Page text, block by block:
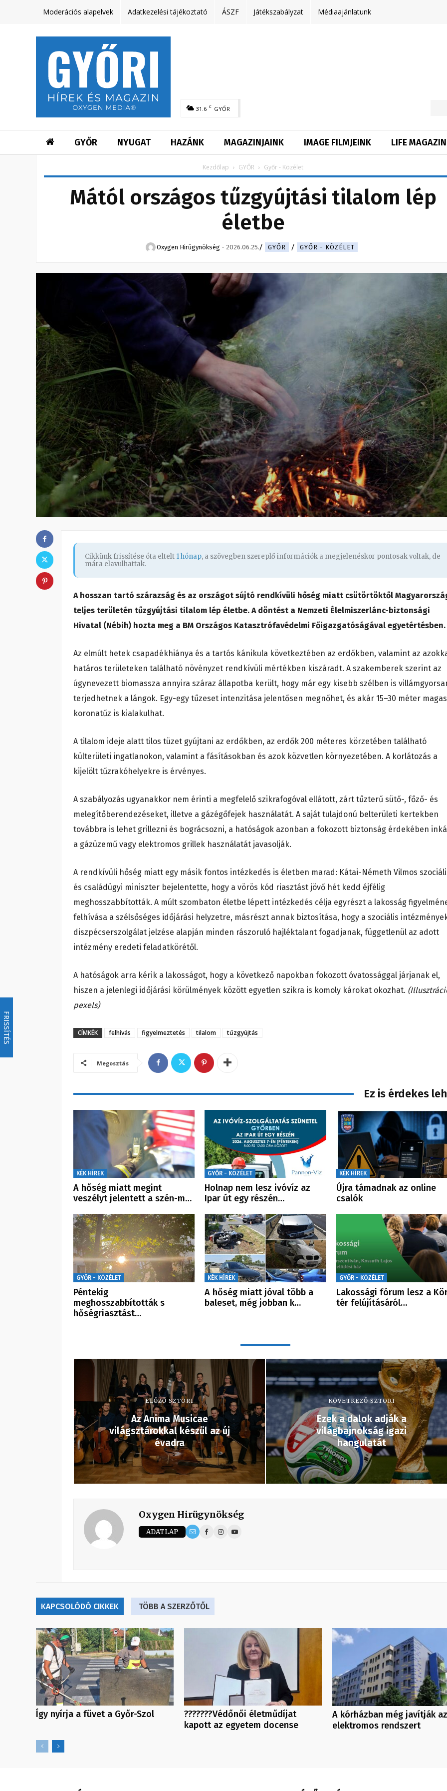
FRISSÍTÉS
Moderációs alapelvek Adatkezelési tájékoztató ÁSZF Játékszabályzat Médiaajánlatunk
31.6 C GYŐR
GYŐR NYUGAT HAZÁNK MAGAZINJAINK IMAGE FILMJEINK LIFE MAGAZIN
Kezdőlap GYŐR Győr - Közélet
Mától országos tűzgyújtási tilalom lép
életbe
Oxygen Hirügynökség - 2026.06.25. GYŐR GYŐR - KÖZÉLET
Cikkünk frissítése óta eltelt 1 hónap, a szövegben szereplő információk a megjelenéskor pontosak voltak, de
mára elavulhattak.
A hosszan tartó szárazság és az országot sújtó rendkívüli hőség miatt csütörtöktől
teljes területén tűzgyújtási tilalom lép életbe. A döntést a Nemzeti Élelmiszerlánc-biztonsági
Hivatal (Nébih) hozta meg a BM Országos Katasztrófavédelmi Főigazgatóságával egyetértésben.
Az elmúlt hetek csapadékhiánya és a tartós kánikula következtében az erdőkben, valamint az
határos területeken található növényzet rendkívüli mértékben kiszáradt. A szakemberek szerint az
úgynevezett biomassza annyira száraz állapotba került, hogy már egy kisebb szélben is
terjedhetnek a lángok. Egy-egy tűzeset intenzitása jelentősen megnőhet, és akár 15–30 méter magas
koronatűz is kialakulhat.
A tilalom ideje alatt tilos tüzet gyújtani az erdőkben, az erdők 200 méteres körzetében található
külterületi ingatlanokon, valamint a fásításokban és azok közvetlen környezetében. A korlátozás a
kijelölt tűzrakóhelyekre is érvényes.
A szabályozás ugyanakkor nem érinti a megfelelő szikrafogóval ellátott, zárt tűzterű sütő-, főző- és
melegítőberendezéseket, illetve a gázégőfejek használatát. A saját tulajdonú belterületi kertekben
továbbra is lehet grillezni és bográcsozni, a hatóságok azonban a fokozott biztonság érdekében
a gázüzemű vagy elektromos grillek használatát javasolják.
A rendkívüli hőség miatt egy másik fontos intézkedés is életben marad: Kátai-Németh Vilmos
és családügyi miniszter bejelentette, hogy a vörös kód riasztást jövő hét kedd éjfélig
meghosszabbították. A múlt szombaton életbe lépett intézkedés célja egyrészt a lakosság
felhívása a szélsőséges időjárási helyzetre, másrészt annak biztosítása, hogy a szociális
diszpécserszolgálat jelzése alapján minden rászoruló hajléktalant fogadjanak, függetlenül az adott
intézmény eredeti feladatkörétől.
A hatóságok arra kérik a lakosságot, hogy a következő napokban fokozott óvatossággal járjanak el,
hiszen a jelenlegi időjárási körülmények között egyetlen szikra is komoly károkat okozhat.
pexels)
CÍMKÉK felhívás figyelmeztetés tilalom tűzgyújtás
Megosztás
Ez is érdekes
KÉK HÍREK
A hőség miatt megint
veszélyt jelentett a szén-m…
GYŐR - KÖZÉLET
Holnap nem lesz ivóvíz az
Ipar út egy részén…
KÉK HÍREK
Újra támadnak az online
csalók
GYŐR - KÖZÉLET
Péntekig
meghosszabbították s
hőségriasztást…
KÉK HÍREK
A hőség miatt jóval több a
baleset, még jobban k…
GYŐR - KÖZÉLET
Lakossági fórum lesz a
tér felújításáról…
ELŐZŐ SZTORI
Az Anima Musicae
világsztárokkal készül az új
évadra
KÖVETKEZŐ SZTORI
Ezek a dalok adják a
világbajnokság igazi
hangulatát
Oxygen Hirügynökség
ADATLAP
KAPCSOLÓDÓ CIKKEK TÖBB A SZERZŐTŐL
Így nyírja a füvet a Győr-Szol
???????Védőnői életműdíjat
kapott az egyetem docense
A kórházban még javítják az
elektromos rendszert